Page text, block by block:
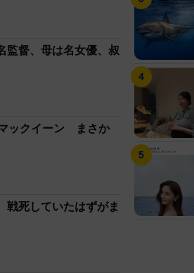
督、母は名女優、叔
ックイーン まさか
死していたはずがま